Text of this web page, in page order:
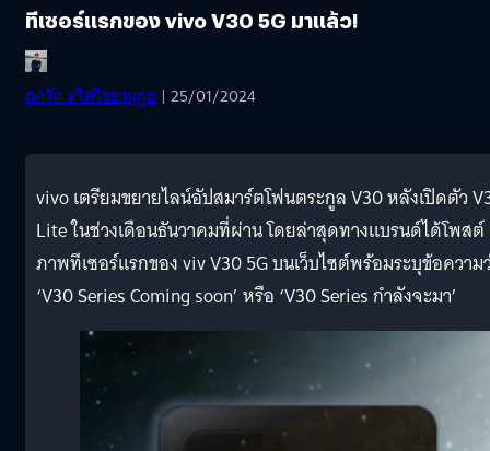
ทีเซอร์แรกของ vivo V30 5G มาแล้ว!
ภควัต ขจิตวิชยานุกูล | 25/01/2024
vivo เตรียมขยายไลน์อัปสมาร์ตโฟนตระกูล V30 หลังเปิดตัว
Lite ในช่วงเดือนธันวาคมที่ผ่าน โดยล่าสุดทางแบรนด์ได้โพสต์
ภาพทีเซอร์แรกของ viv V30 5G บนเว็บไซต์พร้อมระบุข้อความ
‘V30 Series Coming soon’ หรือ ‘V30 Series กำลังจะมา’